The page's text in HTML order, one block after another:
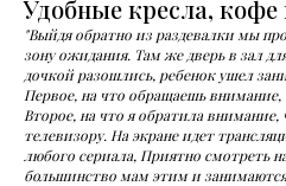
Удобные кресла, кофе
"Выйдя обратно из раздевалки мы
зону ожидания. Там же дверь в зал
дочкой разошлись, ребенок ушел
Первое, на что обращаешь внимание,
Второе, на что я обратила
телевизору. На экране идет
любого сериала, Приятно смотреть
большинство мам этим и